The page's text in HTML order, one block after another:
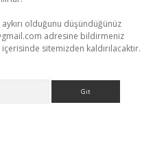
olduğunu düşündüğünüz
adresine bildirmeniz
sitemizden kaldırılacaktır.